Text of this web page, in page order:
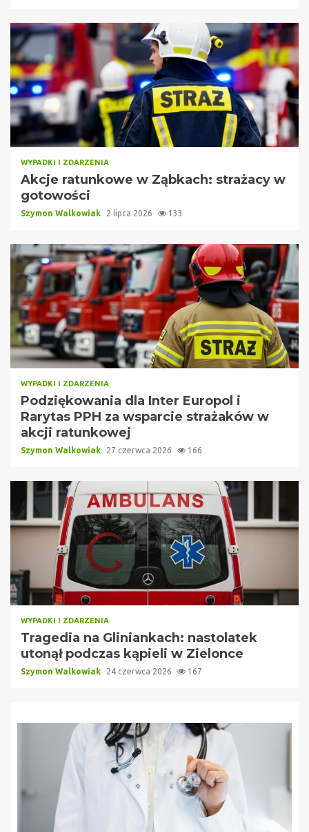
WYPADKI I ZDARZENIA
Akcje ratunkowe w Ząbkach: strażacy w
gotowości
Szymon Walkowiak 2 lipca 2026 133
WYPADKI I ZDARZENIA
Podziękowania dla Inter Europol i
Rarytas PPH za wsparcie strażaków w
akcji ratunkowej
Szymon Walkowiak 27 czerwca 2026 166
WYPADKI I ZDARZENIA
Tragedia na Gliniankach: nastolatek
utonął podczas kąpieli w Zielonce
Szymon Walkowiak 24 czerwca 2026 167